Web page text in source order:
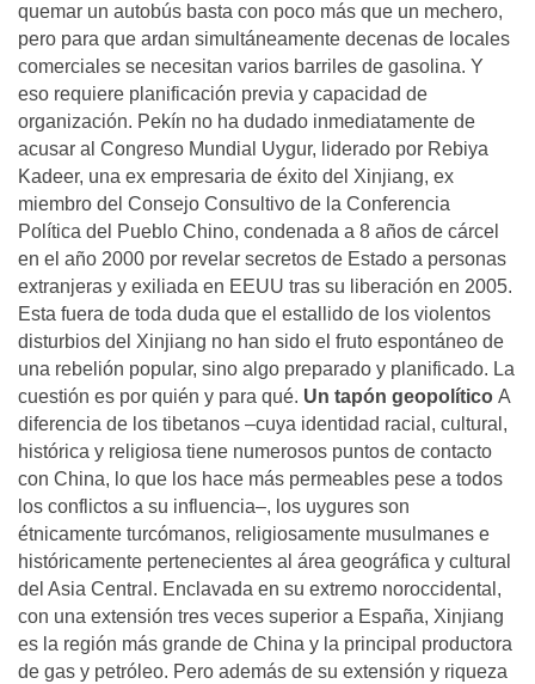
quemar un autobús basta con poco más que un mechero,
pero para que ardan simultáneamente decenas de locales
comerciales se necesitan varios barriles de gasolina. Y
eso requiere planificación previa y capacidad de
organización. Pekín no ha dudado inmediatamente de
acusar al Congreso Mundial Uygur, liderado por Rebiya
Kadeer, una ex empresaria de éxito del Xinjiang, ex
miembro del Consejo Consultivo de la Conferencia
Política del Pueblo Chino, condenada a 8 años de cárcel
en el año 2000 por revelar secretos de Estado a personas
extranjeras y exiliada en EEUU tras su liberación en 2005.
Esta fuera de toda duda que el estallido de los violentos
disturbios del Xinjiang no han sido el fruto espontáneo de
una rebelión popular, sino algo preparado y planificado. La
cuestión es por quién y para qué. Un tapón geopolítico A
diferencia de los tibetanos –cuya identidad racial, cultural,
histórica y religiosa tiene numerosos puntos de contacto
con China, lo que los hace más permeables pese a todos
los conflictos a su influencia–, los uygures son
étnicamente turcómanos, religiosamente musulmanes e
históricamente pertenecientes al área geográfica y cultural
del Asia Central. Enclavada en su extremo noroccidental,
con una extensión tres veces superior a España, Xinjiang
es la región más grande de China y la principal productora
de gas y petróleo. Pero además de su extensión y riqueza